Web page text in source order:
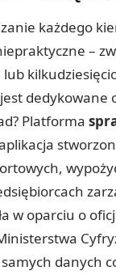
każdego
–
dedykowane
Platforma
w oparciu o
danych